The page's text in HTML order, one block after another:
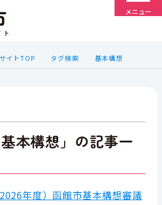
メニュー
イトTOP タグ検索 基本構想
本構想」の記事一
年度）函館市基本構想審議